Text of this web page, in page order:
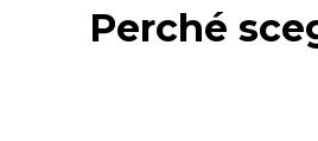
Perché